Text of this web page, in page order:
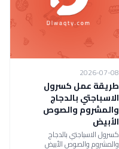
2026-07-08
طريقة عمل كسرول
الاسباجتي بالدجاج
والمشروم والصوص
الأبيض
كسرول الاسباجتي بالدجاج
والمشروم والصوص الأبيض